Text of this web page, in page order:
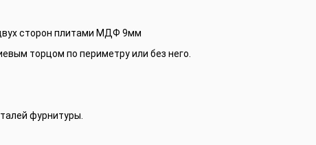
сторон плитами МДФ 9мм
торцом по периметру или без него.
фурнитуры.